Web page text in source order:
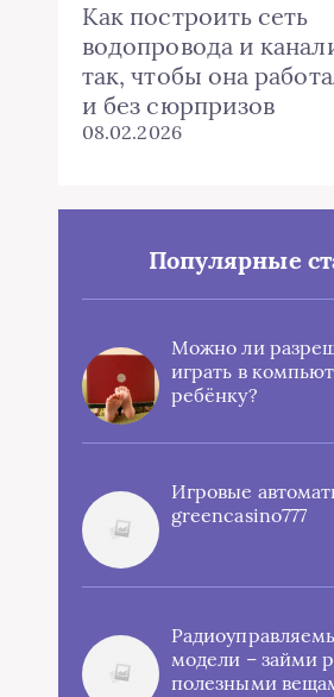
Как построить сеть
водопровода и
так, чтобы она
и без сюрпризов
08.02.2026
Популярные
Можно ли
играть в
ребёнку?
Игровые
greencasino777
модели – займи
полезными